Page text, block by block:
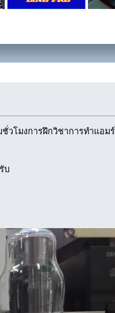
โมงการฝึกวิชาการทำแอม
บ